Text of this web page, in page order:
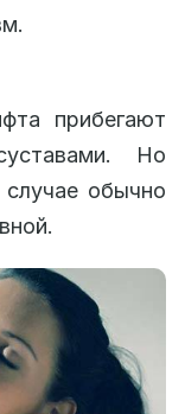
прибегают
Но
обычно